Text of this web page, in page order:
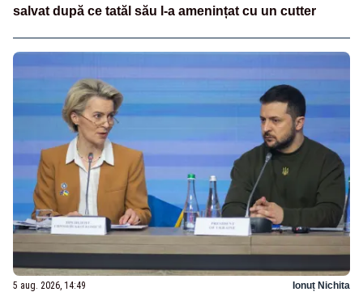
salvat după ce tatăl său l-a amenințat cu un cutter
5 aug. 2026, 14:49 Ionuț Nichita